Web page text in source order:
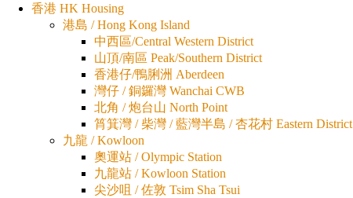
香港 HK Housing
港島 / Hong Kong Island
中西區/Central Western District
山頂/南區 Peak/Southern District
香港仔/鴨脷洲 Aberdeen
灣仔 / 銅鑼灣 Wanchai CWB
北角 / 炮台山 North Point
筲箕灣 / 柴灣 / 藍灣半島 / 杏花村 Eastern District
九龍 / Kowloon
奧運站 / Olympic Station
九龍站 / Kowloon Station
尖沙咀 / 佐敦 Tsim Sha Tsui